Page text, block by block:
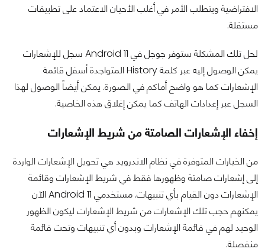
الافتراضية ويتطلب الأمر في أغلب الأحيان الاعتماد على تطبيقات
مستقلة.
لحل تلك المشكلة ستوفر جوجل في Android 11 سجل للإشعارات
يمكن الوصول إليه عبر كلمة History المتواجدة أسفل قائمة
الإشعارات كما هو واضح أماكم في الصورة. يمكن أيضاً الوصول لهذا
السجل عبر إعدادات الهاتف كما يمكن إغلاق هذه الخاصية.
إخفاء الإشعارات الصامتة من شريط الإشعارات
من الخيارات المتوفرة في نظام الاندرويد هي تحويل الإشعارات الواردة
إلى إشعارات صامتة وظهورها فقط في شريط الإشعارات وقائمة
الإشعارات دون القيام بأي تنبيهات. مستخدمي Android 11 الآن
يمكنهم حجب تلك الإشعارات من شريط الإشعارات ليكون الظهور
الوحيد لهم في قائمة الإشعارات وبدون أي تنبيهات وتحت قائمة
منفصلة.